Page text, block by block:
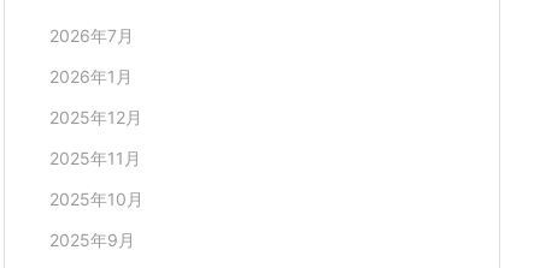
2026年7月
2026年1月
2025年12月
2025年11月
2025年10月
2025年9月